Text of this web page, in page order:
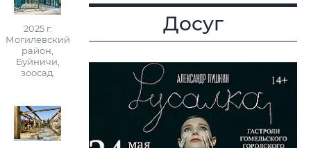
2025 г.
Могилевский
район,
Буйничи,
зоосад.
Досуг